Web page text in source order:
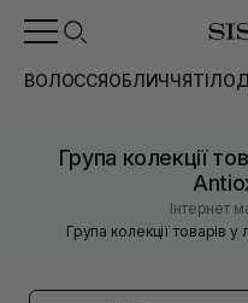
ВОЛОССЯОБЛИЧЧЯТІЛО
Група колекції
Інтернет
Група колекції товарів у